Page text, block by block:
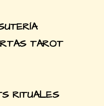
TAROT
RITUALES